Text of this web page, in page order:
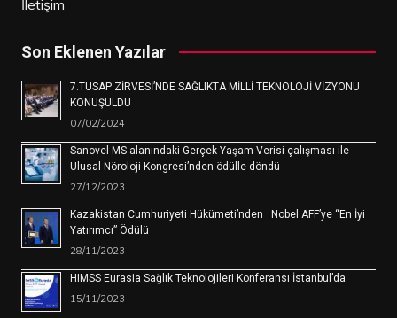
İletişim
Son Eklenen Yazılar
7.TÜSAP ZİRVESİ’NDE SAĞLIKTA MİLLİ TEKNOLOJİ VİZYONU
KONUŞULDU
07/02/2024
Sanovel MS alanındaki Gerçek Yaşam Verisi çalışması ile
Ulusal Nöroloji Kongresi’nden ödülle döndü
27/12/2023
Kazakistan Cumhuriyeti Hükümeti’nden Nobel AFF’ye “En İyi
Yatırımcı” Ödülü
28/11/2023
HIMSS Eurasia Sağlık Teknolojileri Konferansı İstanbul’da
15/11/2023